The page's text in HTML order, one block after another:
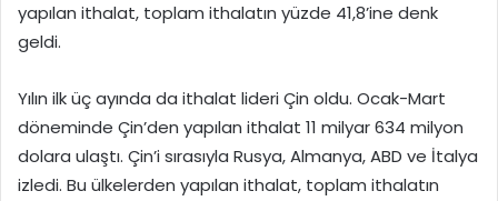
yapılan ithalat, toplam ithalatın yüzde 41,8’ine denk
geldi.
Yılın ilk üç ayında da ithalat lideri Çin oldu. Ocak-Mart
döneminde Çin’den yapılan ithalat 11 milyar 634 milyon
dolara ulaştı. Çin’i sırasıyla Rusya, Almanya, ABD ve İtalya
izledi. Bu ülkelerden yapılan ithalat, toplam ithalatın